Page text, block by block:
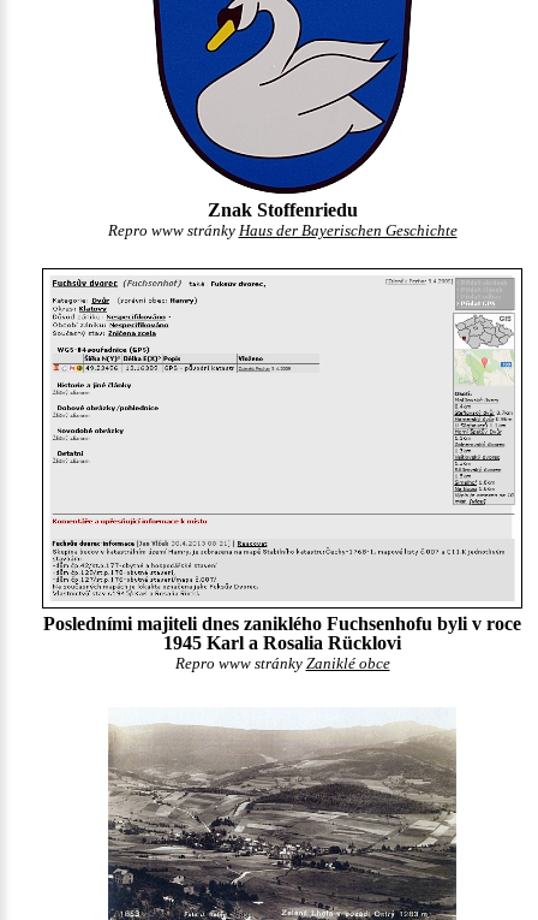
Znak Stoffenriedu
Repro www stránky Haus der Bayerischen Geschichte
Posledními majiteli dnes zaniklého Fuchsenhofu byli v roce
1945 Karl a Rosalia Rücklovi
Repro www stránky Zaniklé obce